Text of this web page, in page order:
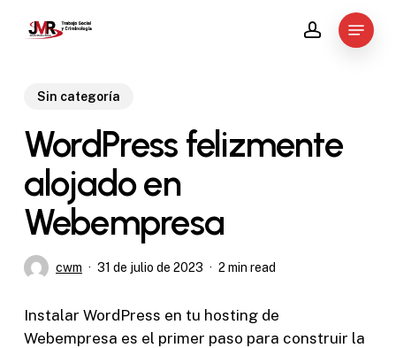
account
Menu
Sin categoría
WordPress felizmente
alojado en
Webempresa
cwm 31 de julio de 2023 2 min read
Instalar WordPress en tu hosting de
Webempresa es el primer paso para construir la